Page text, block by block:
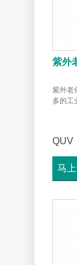
紫外
紫外老
多的工
QUV
马